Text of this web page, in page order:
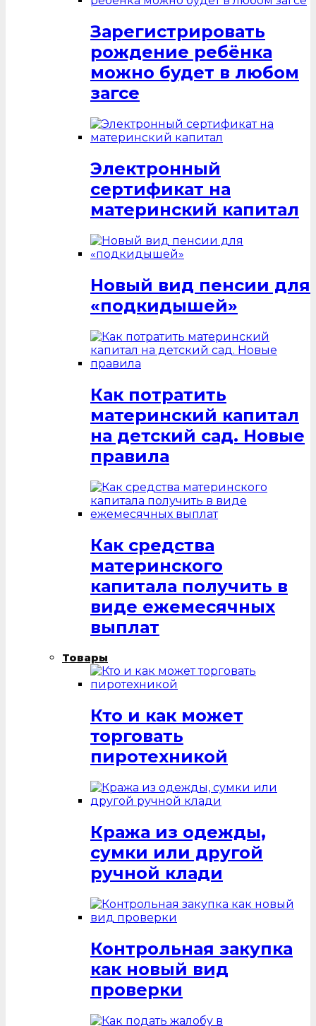
Зарегистрировать
рождение ребёнка
можно будет в любом
загсе
Электронный
сертификат на
материнский капитал
Новый вид пенсии для
«подкидышей»
Как потратить
материнский капитал
на детский сад. Новые
правила
Как средства
материнского
капитала получить в
виде ежемесячных
выплат
Товары
Кто и как может
торговать
пиротехникой
Кража из одежды,
сумки или другой
ручной клади
Контрольная закупка
как новый вид
проверки